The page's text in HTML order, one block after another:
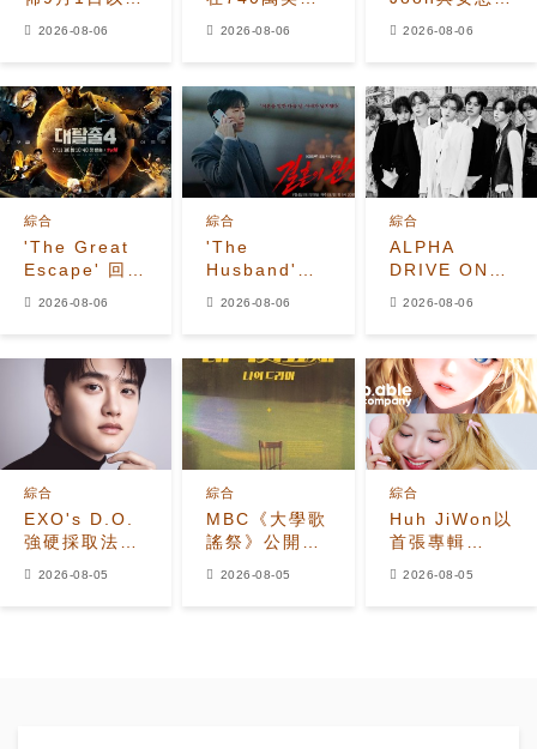
2026-08-06
款恐受牽連
2026-08-06 2026-08-06
'The Great
Escape' 回
夫勝寛加入全
新陣容
綜合
2026-08-06
'The
Husband'收
榜首，懸疑劇
進入最後兩集
綜合
2026-08-06
ALPHA
DRIVE ONE
霸氣預告照
綜合
2026-08-06
EXO's D.O.
強硬採取法律
行動應對惡意
綜合
2026-08-05
MBC《大學歌
謠祭》公開
2026年全新
綜合
2026-08-05
Huh JiWon以
首張專輯
《The
綜合
2026-08-05